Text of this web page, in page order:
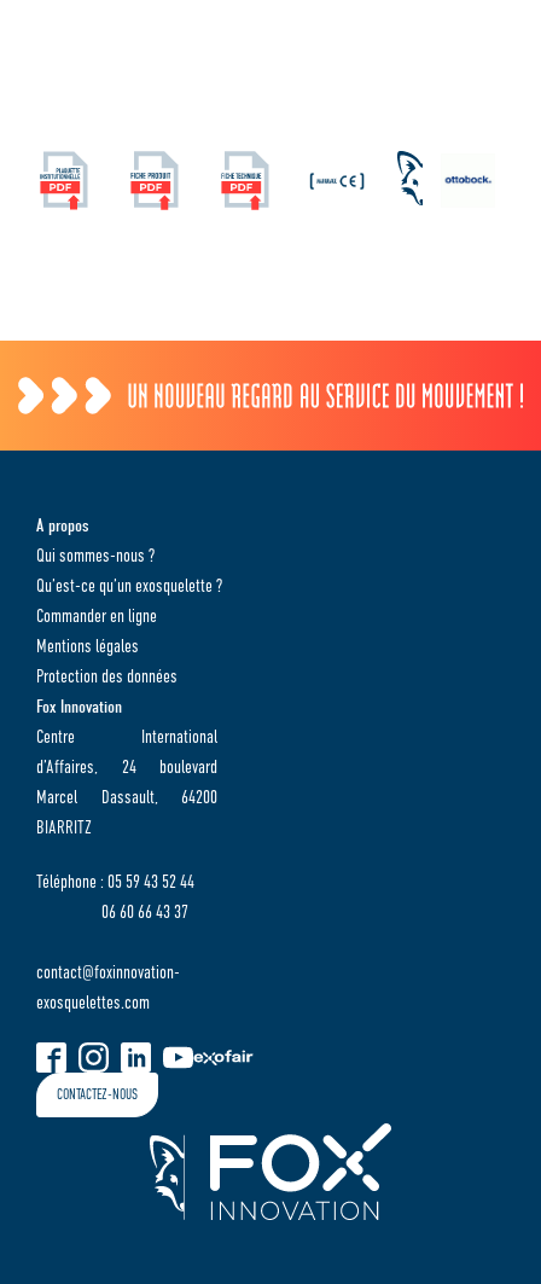
A propos
Qui sommes-nous ?
Qu’est-ce qu’un exosquelette ?
Commander en ligne
Mentions légales
Protection des données
Fox Innovation
Centre International
d’Affaires, 24 boulevard
Marcel Dassault, 64200
BIARRITZ
Téléphone : 05 59 43 52 44
06 60 66 43 37
contact@foxinnovation-
exosquelettes.com
CONTACTEZ-NOUS